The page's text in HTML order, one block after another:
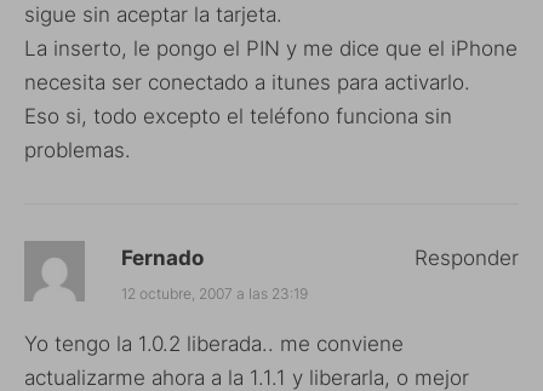
sigue sin aceptar la tarjeta.
La inserto, le pongo el PIN y me dice que el iPhone
necesita ser conectado a itunes para activarlo.
Eso si, todo excepto el teléfono funciona sin
problemas.
Fernado
12 octubre, 2007 a las 23:19
Yo tengo la 1.0.2 liberada.. me conviene
actualizarme ahora a la 1.1.1 y liberarla, o mejor
Responder